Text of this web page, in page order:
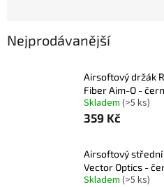
Nejprodávanější
Airsoftový držák
Fiber Aim-O -
Skladem (>5 ks)
359 Kč
Airsoftový střední
Vector Optics -
Skladem (>5 ks)